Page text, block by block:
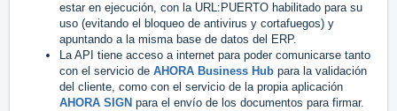
estar en ejecución, con la URL:PUERTO habilitado para su
uso (evitando el bloqueo de antivirus y cortafuegos) y
apuntando a la misma base de datos del ERP.
La API tiene acceso a internet para poder comunicarse tanto
con el servicio de AHORA Business Hub para la validación
del cliente, como con el servicio de la propia aplicación
AHORA SIGN para el envío de los documentos para firmar.